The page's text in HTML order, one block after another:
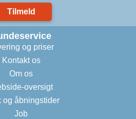
Tilmeld
og priser
Kontakt os
Om os
oversigt
og åbningstider
Job